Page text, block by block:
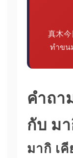
真木
ทำขน
คำถา
กับ ม
มากิ เคี